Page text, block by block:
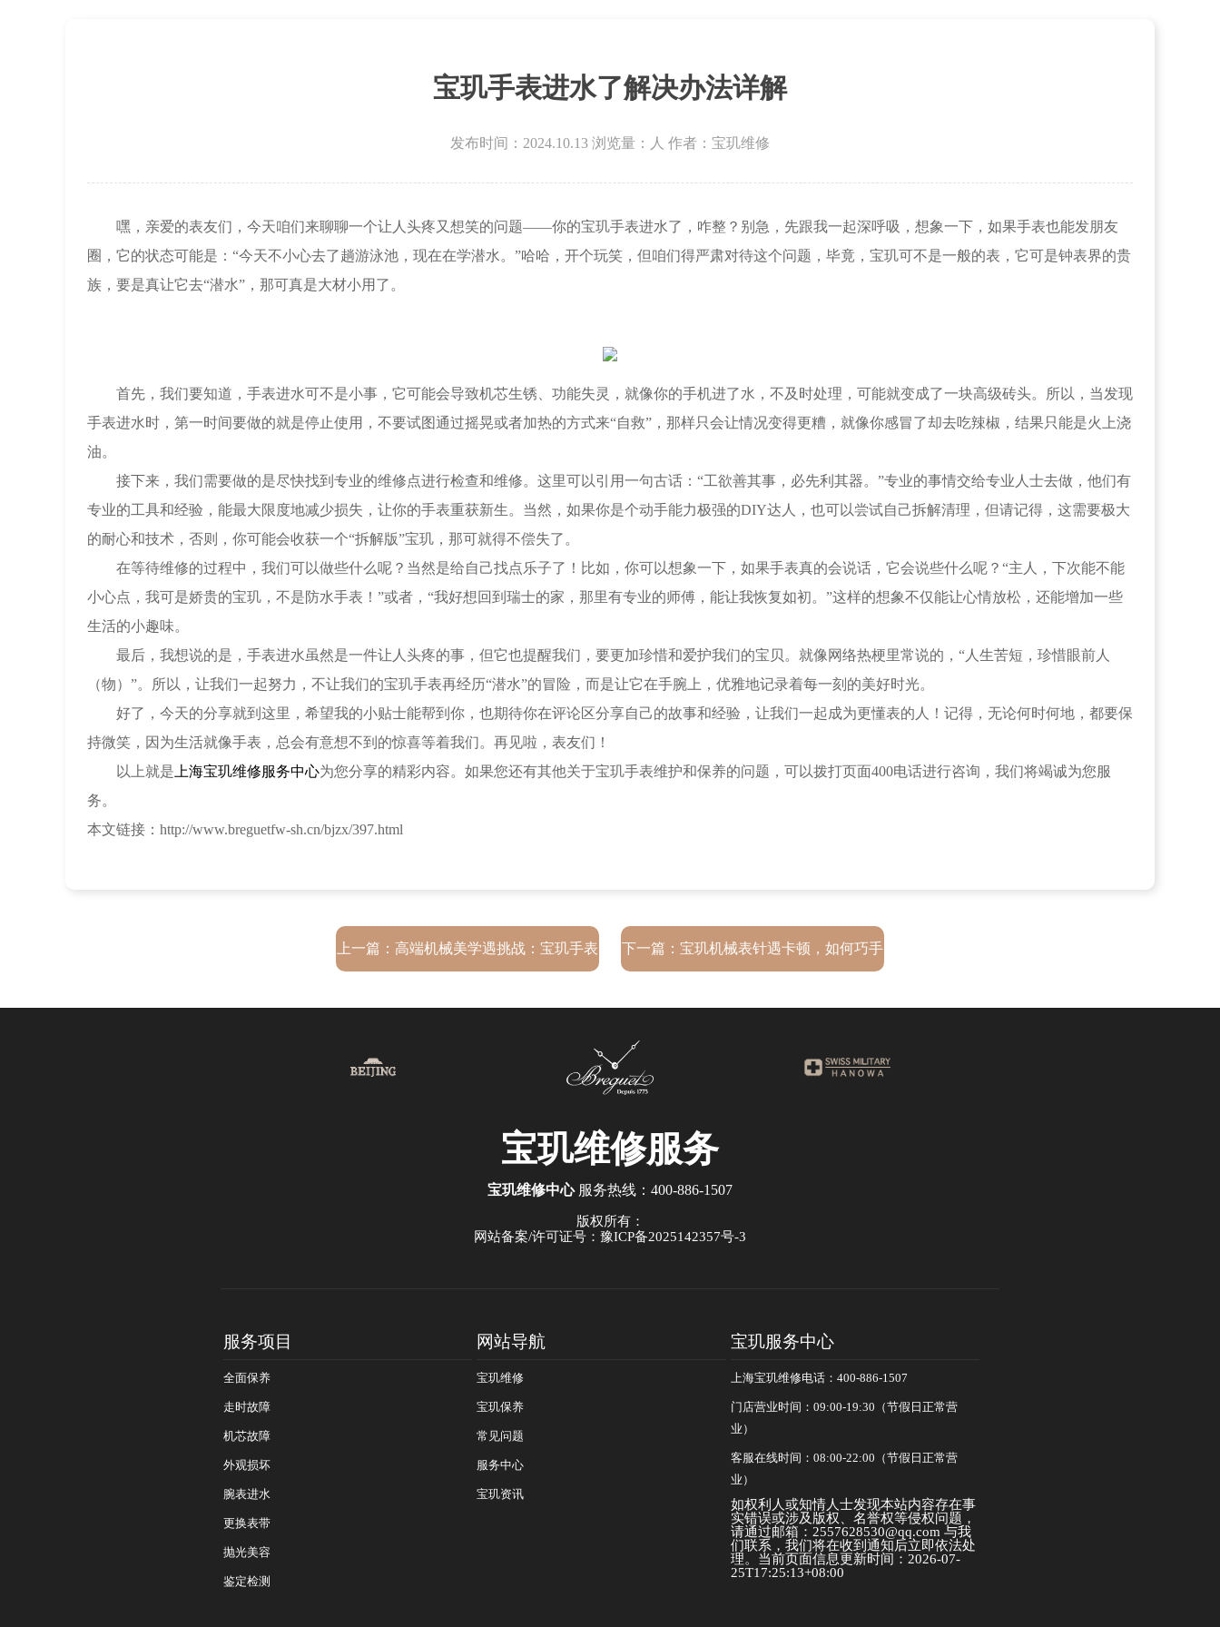
宝玑手表进水了解决办法详解
发布时间：2024.10.13 浏览量： 人 作者：宝玑维修
嘿，亲爱的表友们，今天咱们来聊聊一个让人头疼又想笑的问题——你的宝玑手表进水了，咋整？别急，先跟我一起深呼吸，想象一下，如果手表也能发朋友
圈，它的状态可能是：“今天不小心去了趟游泳池，现在在学潜水。”哈哈，开个玩笑，但咱们得严肃对待这个问题，毕竟，宝玑可不是一般的表，它可是钟表界的贵
族，要是真让它去“潜水”，那可真是大材小用了。
首先，我们要知道，手表进水可不是小事，它可能会导致机芯生锈、功能失灵，就像你的手机进了水，不及时处理，可能就变成了一块高级砖头。所以，当发现
手表进水时，第一时间要做的就是停止使用，不要试图通过摇晃或者加热的方式来“自救”，那样只会让情况变得更糟，就像你感冒了却去吃辣椒，结果只能是火上浇
油。
接下来，我们需要做的是尽快找到专业的维修点进行检查和维修。这里可以引用一句古话：“工欲善其事，必先利其器。”专业的事情交给专业人士去做，他们有
专业的工具和经验，能最大限度地减少损失，让你的手表重获新生。当然，如果你是个动手能力极强的DIY达人，也可以尝试自己拆解清理，但请记得，这需要极大
的耐心和技术，否则，你可能会收获一个“拆解版”宝玑，那可就得不偿失了。
在等待维修的过程中，我们可以做些什么呢？当然是给自己找点乐子了！比如，你可以想象一下，如果手表真的会说话，它会说些什么呢？“主人，下次能不能
小心点，我可是娇贵的宝玑，不是防水手表！”或者，“我好想回到瑞士的家，那里有专业的师傅，能让我恢复如初。”这样的想象不仅能让心情放松，还能增加一些
生活的小趣味。
最后，我想说的是，手表进水虽然是一件让人头疼的事，但它也提醒我们，要更加珍惜和爱护我们的宝贝。就像网络热梗里常说的，“人生苦短，珍惜眼前人
（物）”。所以，让我们一起努力，不让我们的宝玑手表再经历“潜水”的冒险，而是让它在手腕上，优雅地记录着每一刻的美好时光。
好了，今天的分享就到这里，希望我的小贴士能帮到你，也期待你在评论区分享自己的故事和经验，让我们一起成为更懂表的人！记得，无论何时何地，都要保
持微笑，因为生活就像手表，总会有意想不到的惊喜等着我们。再见啦，表友们！
以上就是 上海宝玑维修服务中心为您分享的精彩内容。如果您还有其他关于宝玑手表维护和保养的问题，可以拨打页面400电话进行咨询，我们将竭诚为您服
务。
本文链接：http://www.breguetfw-sh.cn/bjzx/397.html
上一篇： 高端机械美学遇挑战：宝玑手表 下一篇：宝玑机械表针遇卡顿，如何巧手
宝玑维修服务
宝玑维修中心 服务热线： 400-886-1507
版权所有：
网站备案/许可证号：豫ICP备2025142357号-3
服务项目
全面保养
走时故障
机芯故障
外观损坏
腕表进水
更换表带
抛光美容
鉴定检测
网站导航
宝玑维修
宝玑保养
常见问题
服务中心
宝玑资讯
宝玑服务中心
上海宝玑维修电话：400-886-1507
门店营业时间：09:00-19:30（节假日正常营
业）
客服在线时间：08:00-22:00（节假日正常营
业）
如权利人或知情人士发现本站内容存在事
实错误或涉及版权、名誉权等侵权问题，
请通过邮箱：2557628530@qq.com 与我
们联系，我们将在收到通知后立即依法处
理。当前页面信息更新时间：2026-07-
25T17:25:13+08:00